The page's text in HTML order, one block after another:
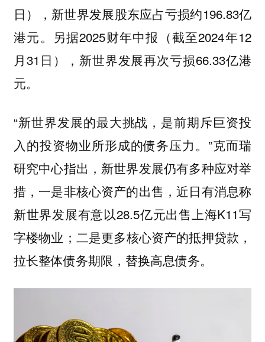
日），新世界发展股东应占亏损约196.83亿
港元。另据2025财年中报（截至2024年12
月31日），新世界发展再次亏损66.33亿港
元。
“新世界发展的最大挑战，是前期斥巨资投
入的投资物业所形成的债务压力。”克而瑞
研究中心指出，新世界发展仍有多种应对举
措，一是非核心资产的出售，近日有消息称
新世界发展有意以28.5亿元出售上海K11写
字楼物业；二是更多核心资产的抵押贷款，
拉长整体债务期限，替换高息债务。